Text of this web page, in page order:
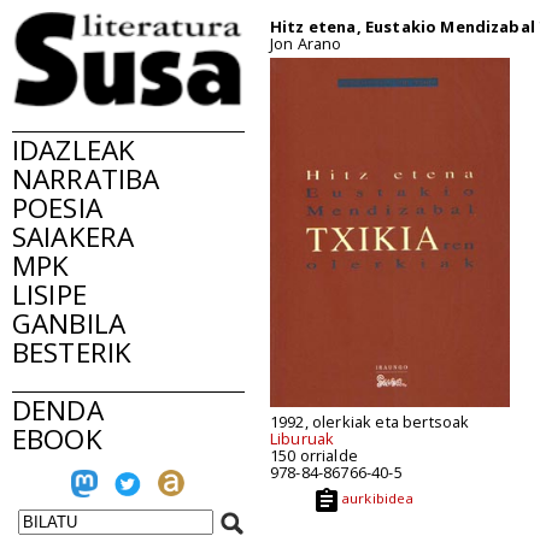
IDAZLEAK
NARRATIBA
POESIA
SAIAKERA
MPK
LISIPE
GANBILA
BESTERIK
DENDA
EBOOK
Hitz etena, Eustakio
Jon Arano
1992, olerkiak eta bertsoak
Liburuak
150 orrialde
978-84-86766-40-5
aurkibidea